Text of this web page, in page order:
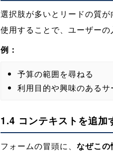
選択肢が多いとリードの質
使用することで、ユーザー
例：
予算の範囲を尋ねる
利用目的や興味のある
1.4 コンテキストを追加
フォームの冒頭に、 なぜこ